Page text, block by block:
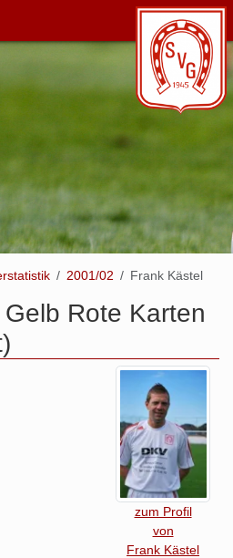
2001/02 Frank Kästel
Rote Karten
zum Profil
von
Frank Kästel